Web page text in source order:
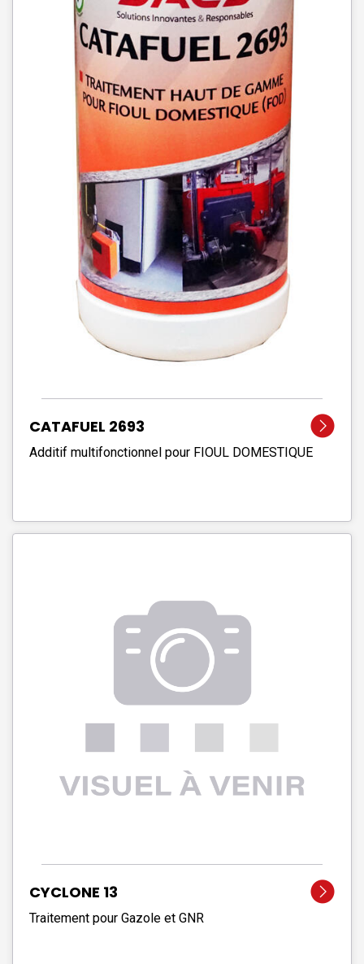
CATAFUEL 2693
Additif multifonctionnel pour FIOUL DOMESTIQUE
CYCLONE 13
Traitement pour Gazole et GNR